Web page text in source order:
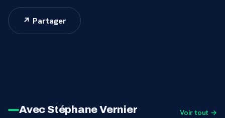
↗ Partager
Avec Stéphane Vernier Voir tout →